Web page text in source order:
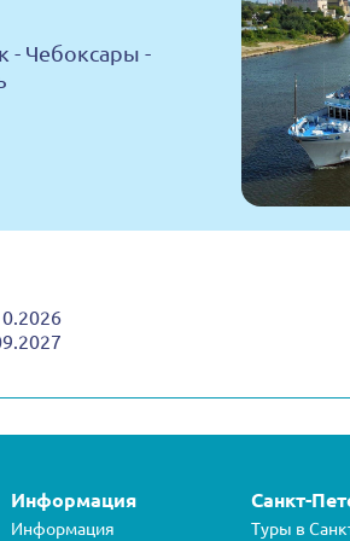
- Чебоксары -
Информация
Информация
Санкт-
Туры в